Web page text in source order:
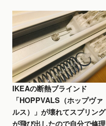
IKEAの断熱ブラインド
「HOPPVALS（ホップヴァ
ルス）」が壊れてスプリング
が飛び出したので自分で修理